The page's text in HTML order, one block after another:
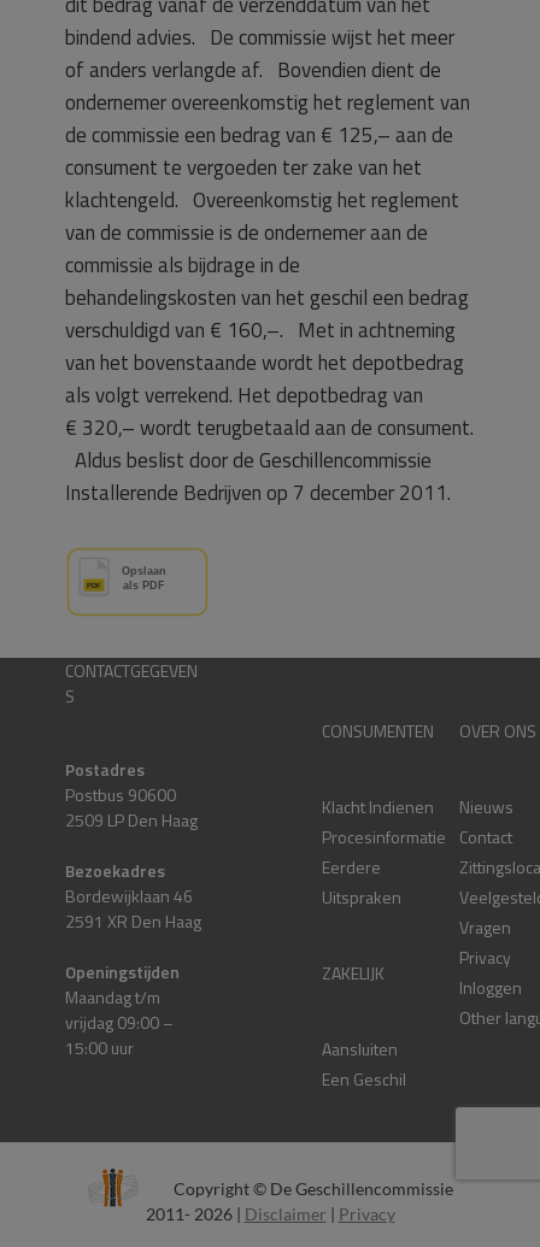
bindend advies. De commissie wijst het meer
of anders verlangde af. Bovendien dient de
ondernemer overeenkomstig het reglement van
de commissie een bedrag van € 125,– aan de
consument te vergoeden ter zake van het
klachtengeld. Overeenkomstig het reglement
van de commissie is de ondernemer aan de
commissie als bijdrage in de
behandelingskosten van het geschil een bedrag
verschuldigd van € 160,–. Met in achtneming
van het bovenstaande wordt het depotbedrag
als volgt verrekend. Het depotbedrag van
€ 320,– wordt terugbetaald aan de consument.
Aldus beslist door de Geschillencommissie
Installerende Bedrijven op 7 december 2011.
CONTACTGEGEVEN
S
Postadres
Postbus 90600
2509 LP Den Haag
Bezoekadres
Bordewijklaan 46
2591 XR Den Haag
Openingstijden
Maandag t/m
vrijdag 09:00 –
15:00 uur
CONSUMENTEN
Klacht Indienen
Procesinformatie
Eerdere
Uitspraken
ZAKELIJK
Aansluiten
Een Geschil
OVER ONS
Nieuws
Contact
Vragen
Privacy
Inloggen
Other
Copyright © De Geschillencommissie
2011- 2026 | Disclaimer | Privacy